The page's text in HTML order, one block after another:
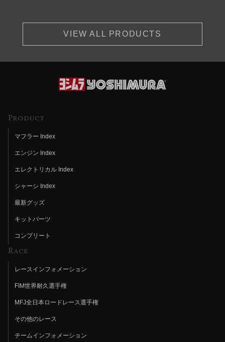
VIEW ALL PRODUCTS
Product
マフラー Index
エンジン Index
エレクトリカル Index
シャーシ Index
最新グッズ
キットパーツ
コンプリート
Race
レースインフォメーション
FIM世界耐久選手権
MFJ全日本ロードレース選手権
その他のレース
チームインフォメーション